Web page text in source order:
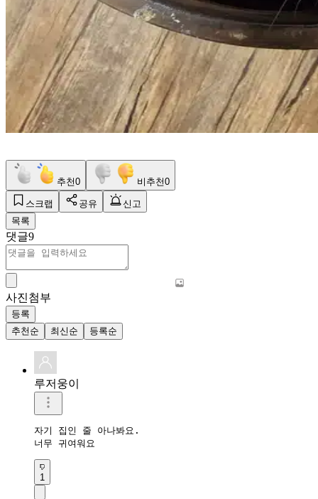
추천0 비추천0
스크랩 공유
신고
목록
댓글9
사진첨부
등록
추천순
최신순 등록순
루저웅이
자기 집인 줄 아나봐요.
너무 귀여워요
1